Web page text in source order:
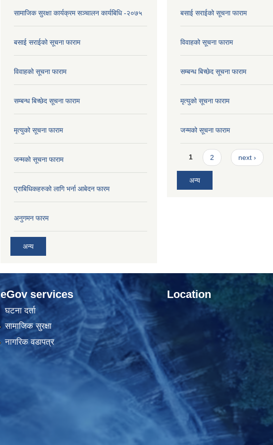
सामाजिक सुरक्षा कार्यक्रम सञ्चालन कार्यबिधि -२०७५
बसाई सराईको सूचना फाराम
विवाहको सूचना फाराम
सम्बन्ध बिच्छेद सूचना फाराम
मृत्युको सूचना फाराम
जन्मको सूचना फाराम
प्राबिधिकहरुको लागि भर्ना आबेदन फारम
अनुगमन फारम
अन्य
बसाई सराईको सूचना फाराम
विवाहको सूचना फाराम
सम्बन्ध बिच्छेद सूचना फाराम
मृत्युको सूचना फाराम
जन्मको सूचना फाराम
Pages
1 2 next ›
अन्य
eGov services
घटना दर्ता
सामाजिक सुरक्षा
नागरिक वडापत्र
Location